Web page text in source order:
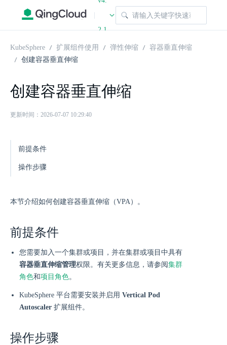
|
2.1
KubeSphere 扩展组件使用 弹性伸缩
容器垂直伸缩
创建容器垂直伸缩
创建容器垂直伸缩
更新时间：2026-07-07 10:29:40
前提条件
操作步骤
本节介绍如何创建容器垂直伸缩（VPA）。
前提条件
您需要加入一个集群或项目，并在集群或项目中具有
容器垂直伸缩管理权限。有关更多信息，请参阅集群
角色和项目角色。
KubeSphere 平台需要安装并启用 Vertical Pod
Autoscaler 扩展组件。
操作步骤